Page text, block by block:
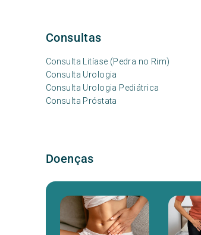
Consultas
Consulta Litíase (Pedra no Rim)
Consulta Urologia
Consulta Urologia Pediátrica
Consulta Próstata
Doenças